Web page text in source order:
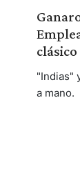
clásico
"Indias"
a mano.